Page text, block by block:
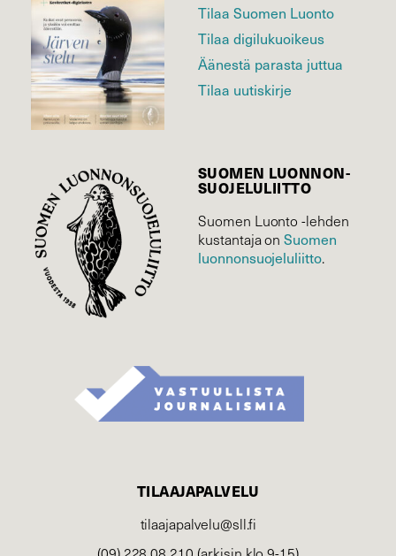
Tilaa Suomen Luonto
Tilaa digilukuoikeus
Äänestä parasta juttua
Tilaa uutiskirje
SUOMEN LUONNON­
SUOJELU­LIITTO
Suomen Luonto -lehden
kustantaja onSuomen
luonnonsuojelu­liitto.
TILAAJAPALVELU
tilaajapalvelu@sll.fi